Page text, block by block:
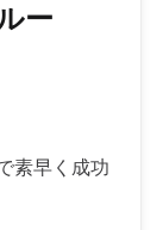
ー
素早く成功